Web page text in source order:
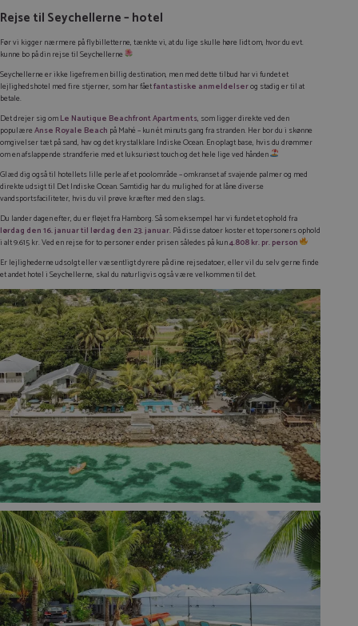
Rejse til Seychellerne – hotel
Før vi kigger nærmere på flybilletterne, tænkte vi, at du lige skulle høre lidt om, hvor du evt.
kunne bo på din rejse til Seychellerne
Seychellerne er ikke ligefrem en billig destination, men med dette tilbud har vi fundet et
lejlighedshotel med fire stjerner, som har fåetfantastiske anmeldelserog stadig er til at
betale.
Det drejer sig omLe Nautique Beachfront Apartments, som ligger direkte ved den
populæreAnse Royale Beach på Mahé – kun ét minuts gang fra stranden. Her bor du i skønne
omgivelser tæt på sand, hav og det krystalklare Indiske Ocean. En oplagt base, hvis du drømmer
om en afslappende strandferie med et luksuriøst touch og det hele lige ved hånden
Glæd dig også til hotellets lille perle af et poolområde – omkranset af svajende palmer og med
direkte udsigt til Det Indiske Ocean. Samtidig har du mulighed for at låne diverse
vandsportsfaciliteter, hvis du vil prøve kræfter med den slags.
Du lander dagen efter, du er fløjet fra Hamborg. Så som eksempel har vi fundet et ophold fra
lørdag den 16. januar til lørdag den 23. januar.På disse datoer koster et topersoners ophold
i alt 9.615 kr. Ved en rejse for to personer ender prisen således på kun4.808 kr. pr. person
Er lejlighederne udsolgt eller væsentligt dyrere på dine rejsedatoer, eller vil du selv gerne finde
et andet hotel i Seychellerne, skal du naturligvis også være velkommen til det.